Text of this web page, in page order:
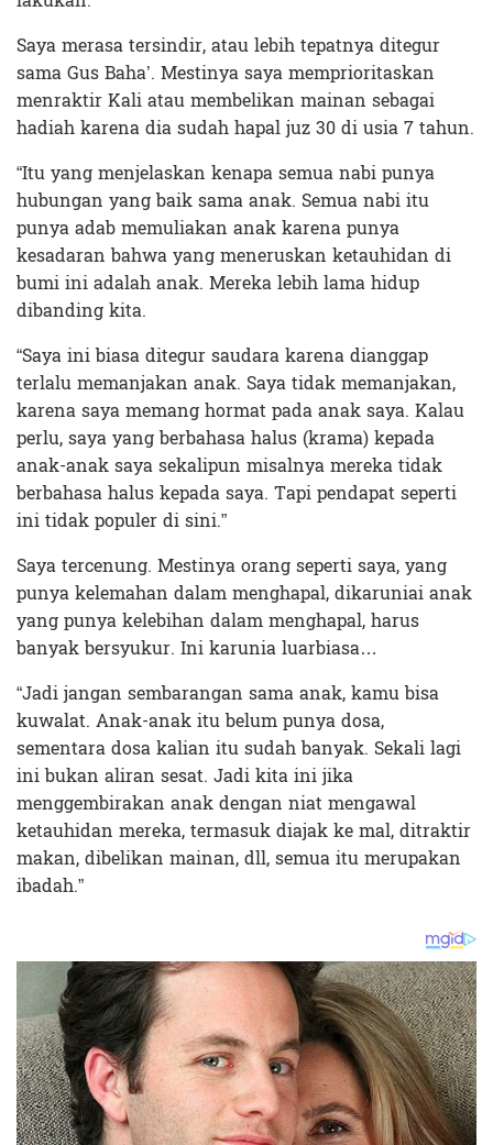
Saya merasa tersindir, atau lebih tepatnya ditegur
sama Gus Baha’. Mestinya saya memprioritaskan
menraktir Kali atau membelikan mainan sebagai
hadiah karena dia sudah hapal juz 30 di usia 7 tahun.
“Itu yang menjelaskan kenapa semua nabi punya
hubungan yang baik sama anak. Semua nabi itu
punya adab memuliakan anak karena punya
kesadaran bahwa yang meneruskan ketauhidan di
bumi ini adalah anak. Mereka lebih lama hidup
dibanding kita.
“Saya ini biasa ditegur saudara karena dianggap
terlalu memanjakan anak. Saya tidak memanjakan,
karena saya memang hormat pada anak saya. Kalau
perlu, saya yang berbahasa halus (krama) kepada
anak-anak saya sekalipun misalnya mereka tidak
berbahasa halus kepada saya. Tapi pendapat seperti
ini tidak populer di sini.”
Saya tercenung. Mestinya orang seperti saya, yang
punya kelemahan dalam menghapal, dikaruniai anak
yang punya kelebihan dalam menghapal, harus
banyak bersyukur. Ini karunia luarbiasa…
“Jadi jangan sembarangan sama anak, kamu bisa
kuwalat. Anak-anak itu belum punya dosa,
sementara dosa kalian itu sudah banyak. Sekali lagi
ini bukan aliran sesat. Jadi kita ini jika
menggembirakan anak dengan niat mengawal
ketauhidan mereka, termasuk diajak ke mal, ditraktir
makan, dibelikan mainan, dll, semua itu merupakan
ibadah.”